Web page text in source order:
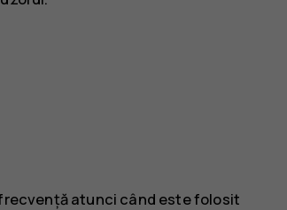
atunci când este folosit